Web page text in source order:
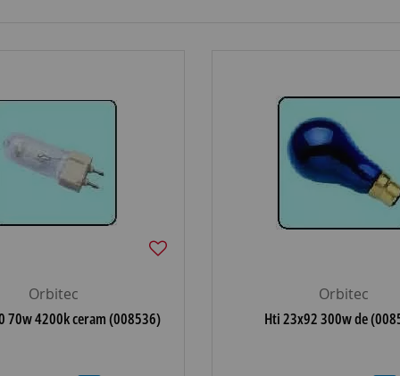
Orbitec
70w 4200k ceram (008536)
Orbitec
Hti 23x92 300w de